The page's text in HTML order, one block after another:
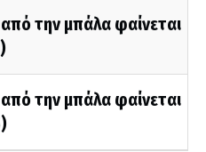
την μπάλα φαίνεται
την μπάλα φαίνεται